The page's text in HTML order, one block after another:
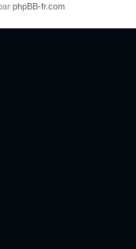
phpBB-fr.com